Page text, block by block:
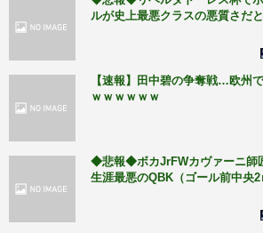
ルが史上最悪クラスの悪質さだ
【速報】田中碧の争奪戦…欧州
ｗｗｗｗｗｗ
◆悲報◆ボカJrFWカヴァーニ師
生涯最悪のQBK（ゴール前中央2